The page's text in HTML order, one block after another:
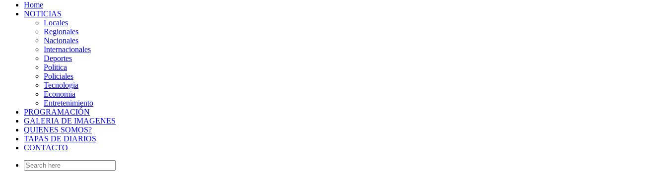
Home
NOTICIAS
Locales
Regionales
Nacionales
Internacionales
Deportes
Politica
Policiales
Tecnologia
Economia
Entretenimiento
PROGRAMACIÓN
GALERIA DE IMAGENES
QUIENES SOMOS?
TAPAS DE DIARIOS
CONTACTO
Search
for: